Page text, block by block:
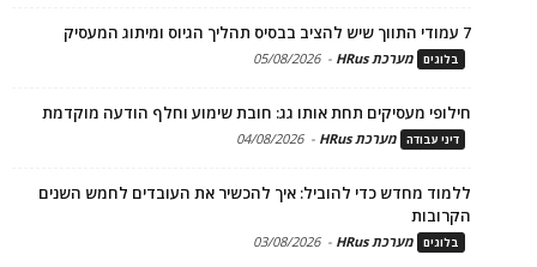
7 עמודי התווך שיש להציב בבסיס תהליך הגיוס ומיתוג המעסיק
בלוגים מערכת HRus -
05/08/2026
חילופי מעסיקים תחת אותו גג: חובת שימוע וחלף הודעה מוקדמת
דיני עבודה מערכת HRus -
04/08/2026
ללמוד מחדש כדי להוביל: איך להכשיר את העובדים לחמש השנים
הקרובות
בלוגים מערכת HRus -
03/08/2026